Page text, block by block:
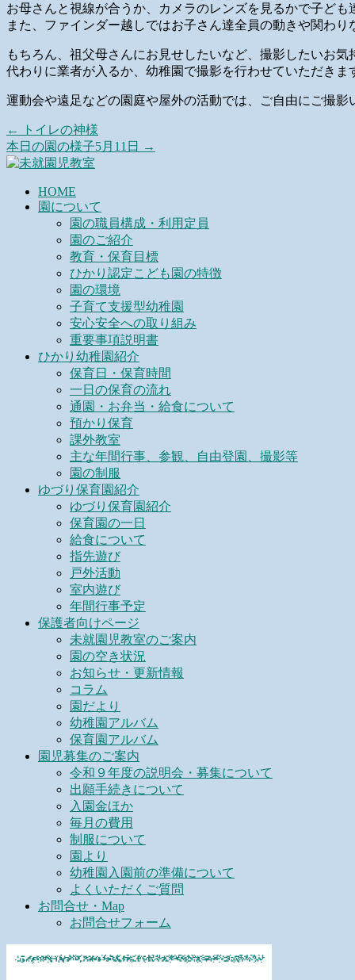
お母さんと視線が合うか、カメラのレンズを見るかで子ど
また、ファインダー越しではお子さん達全員の動きや関わ
もちろん、祖父母さんにお見せしたいなど、撮影したいお
代わりに業者が入るか、幼稚園で撮影を行わせていただきま
運動会や遠足などの園庭や屋外の活動では、ご自由にご撮影
←
トイレの神様
本日の園の様子5月11日
→
HOME
園について
園の職員構成・利用定員
園のご紹介
教育・保育目標
ひかり認定こども園の特徴
園の環境
子育て支援型幼稚園
安心安全への取り組み
重要事項説明書
ひかり幼稚園紹介
保育日・保育時間
一日の保育の流れ
通園・お弁当・給食について
預かり保育
課外教室
主な年間行事、参観、自由登園、撮影等
園の制服
ゆづり保育園紹介
ゆづり保育園紹介
保育園の一日
給食について
指先遊び
戸外活動
室内遊び
年間行事予定
保護者向けページ
未就園児教室のご案内
園の空き状況
お知らせ・更新情報
コラム
園だより
幼稚園アルバム
保育園アルバム
園児募集のご案内
令和９年度の説明会・募集について
出願手続きについて
入園金ほか
毎月の費用
制服について
園より
幼稚園入園前の準備について
よくいただくご質問
お問合せ・Map
お問合せフォーム